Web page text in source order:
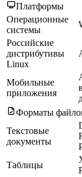
Платформы
Операционные
системы
Российские
дистрибутивы
Linux
Мобильные
приложения
Форматы
Текстовые
документы
Таблицы